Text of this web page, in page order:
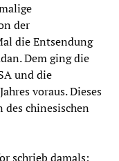
der
die Entsendung
Dem ging die
und die
voraus. Dieses
des chinesischen
schrieb damals: